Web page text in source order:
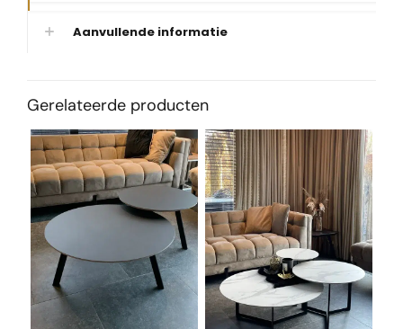
Aanvullende informatie
Gerelateerde producten